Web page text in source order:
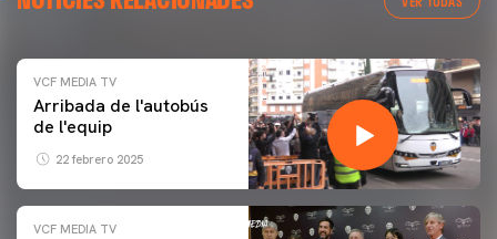
VCF MEDIA TV
Arribada de l'autobús
de l'equip
22 febrero 2025
VCF MEDIA TV